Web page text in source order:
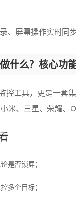
、屏幕操作实时同
什么？核心功
控工具，更是一套
米、三星、荣耀、
是否锁屏；
多个目标；